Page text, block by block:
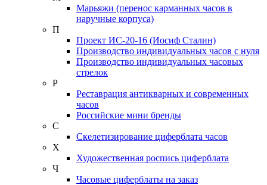
Марьяжи (перенос карманных часов в
наручные корпуса)
П
Проект ИС-20-16 (Иосиф Сталин)
Производство индивидуальных часов с нуля
Производство индивидуальных часовых
стрелок
Р
Реставрация антикварных и современных
часов
Российские мини бренды
С
Скелетизирование циферблата часов
Х
Художественная роспись циферблата
Ч
Часовые циферблаты на заказ